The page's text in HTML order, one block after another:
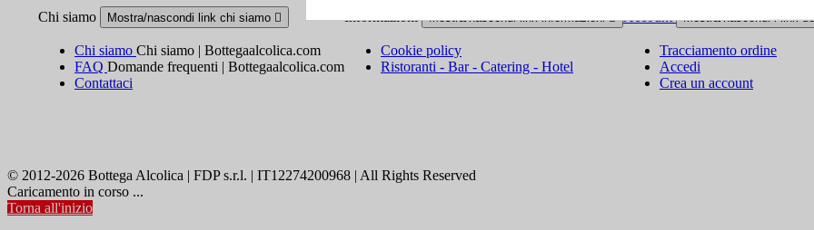
Chi siamo Mostra/nascondi link chi siamo 
Chi siamo Chi siamo | Bottegaalcolica.com
FAQ Domande frequenti | Bottegaalcolica.com
Contattaci
Informazioni Mostra/nascondi link informazioni
Cookie policy
Ristoranti - Bar - Catering - Hotel
Account Mostra/nascondi i link
Tracciamento ordine
Accedi
Crea un account
© 2012-2026 Bottega Alcolica | FDP s.r.l. | IT12274200968 | All Rights Reserved
Caricamento in corso ...
Torna all'inizio